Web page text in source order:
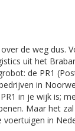
de weg dus.
uit het
de PR1
in
in je wijk is;
Maar het
in